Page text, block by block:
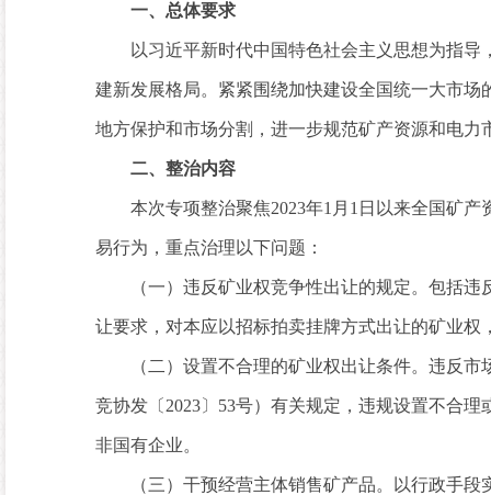
一、总体要求
以习近平新时代中国特色社会主义思想为指导
建新发展格局。紧紧围绕加快建设全国统一大市
地方保护和市场分割，进一步规范矿产资源和电
二、整治内容
本次专项整治聚焦2023年1月1日以来全国矿产
易行为，重点治理以下问题：
（一）违反矿业权竞争性出让的规定。包括违
让要求，对本应以招标拍卖挂牌方式出让的矿业
（二）设置不合理的矿业权出让条件。违反市
竞协发〔2023〕53号）有关规定，违规设置不合
非国有企业。
（三）干预经营主体销售矿产品。以行政手段